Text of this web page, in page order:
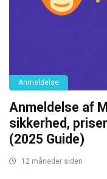
Anmeldelse
Anmeldelse af
sikkerhed,
(2025 Guide)
12 måneder siden